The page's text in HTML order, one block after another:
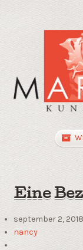
Eine
september 2, 2018
nancy